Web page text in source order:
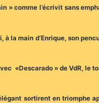
» comme l’écrivit sans
à la main d’Enrique, son
«Descarado » de VdR, le
sortirent en triomphe